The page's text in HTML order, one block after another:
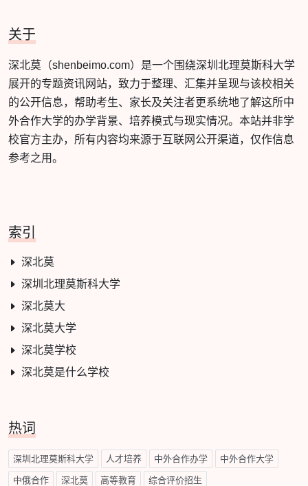
关于
深北莫（shenbeimo.com）是一个围绕深圳北理莫斯科大学
展开的专题资讯网站，致力于整理、汇集并呈现与该校相关
的公开信息，帮助考生、家长及关注者更系统地了解这所中
外合作大学的办学背景、培养模式与现实情况。本站并非学
校官方主办，所有内容均来源于互联网公开渠道，仅作信息
参考之用。
索引
深北莫
深圳北理莫斯科大学
深北莫大
深北莫大学
深北莫学校
深北莫是什么学校
热词
深圳北理莫斯科大学 人才培养 中外合作办学 中外合作大学
中俄合作 深北莫 高等教育 综合评价招生